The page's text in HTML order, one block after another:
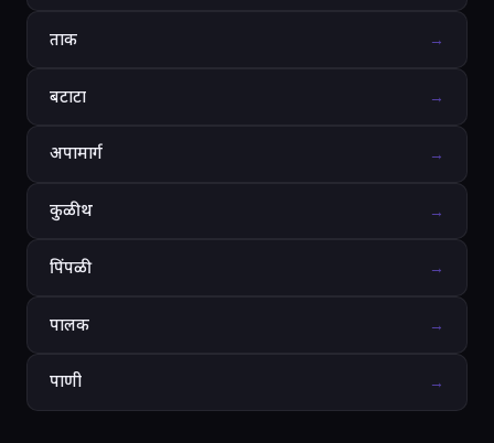
ताक →
बटाटा →
अपामार्ग →
कुळीथ →
पिंपळी →
पालक →
पाणी →